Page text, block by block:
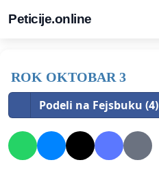
Peticije.online
ROK OKTOBAR 3
Podeli na Fejsbuku (4)